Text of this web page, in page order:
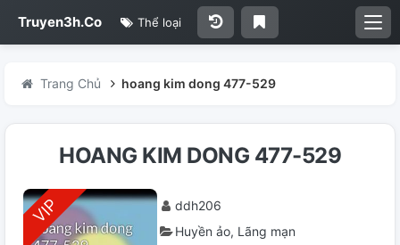
Truyen3h.Co Thể loại
Trang Chủ hoang kim dong 477-529
HOANG KIM DONG 477-529
ddh206
Huyền ảo Lãng mạn